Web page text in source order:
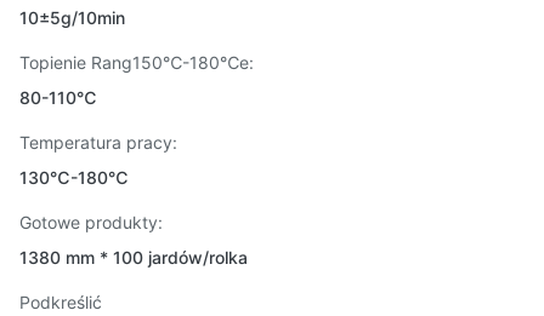
10±5g/10min
Topienie Rang150℃-180℃e:
80-110℃
Temperatura pracy:
130℃-180℃
Gotowe produkty:
1380 mm * 100 jardów/rolka
Podkreślić